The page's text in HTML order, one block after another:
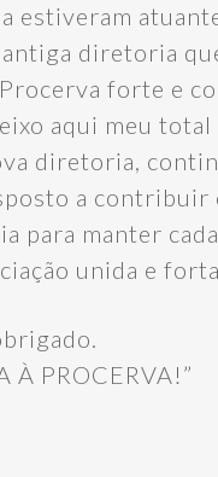
estiveram
diretoria
forte e
aqui meu total
diretoria,
a contribuir
para manter
unida e
À PROCERVA!”